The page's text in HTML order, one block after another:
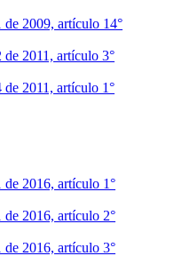
2009, artículo 14°
2011, artículo 3°
2011, artículo 1°
2016, artículo 1°
2016, artículo 2°
2016, artículo 3°